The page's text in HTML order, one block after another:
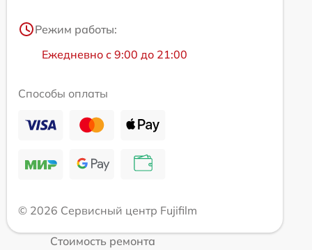
Режим работы:
Ежедневно с 9:00 до 21:00
Способы оплаты
© 2026 Сервисный центр Fujifilm
Стоимость ремонта